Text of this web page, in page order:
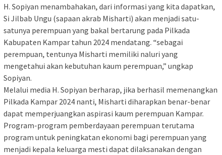
H. Sopiyan menambahakan, dari informasi yang kita dapatkan,
Si Jilbab Ungu (sapaan akrab Misharti) akan menjadi satu-
satunya perempuan yang bakal bertarung pada Pilkada
Kabupaten Kampar tahun 2024 mendatang. “sebagai
perempuan, tentunya Misharti memiliki naluri yang
mengetahui akan kebutuhan kaum perempuan,” ungkap
Sopiyan.
Melalui media H. Sopiyan berharap, jika berhasil memenangkan
Pilkada Kampar 2024 nanti, Misharti diharapkan benar-benar
dapat memperjuangkan aspirasi kaum perempuan Kampar.
Program-program pemberdayaan perempuan terutama
program untuk peningkatan ekonomi bagi perempuan yang
menjadi kepala keluarga mesti dapat dilaksanakan dengan